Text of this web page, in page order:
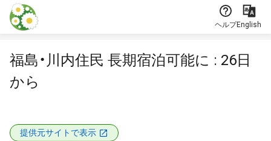
本文に飛ぶ
ヘルプEnglish
福島・川内住民 長期宿泊可能に : 26日
から
提供元サイトで表示